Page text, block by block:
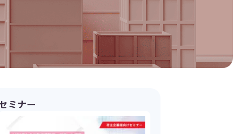
ミナー